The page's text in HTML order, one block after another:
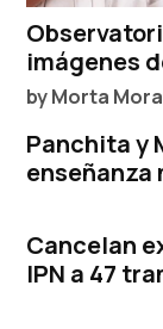
imágenes
byMorta Mora
Panchita y
enseñanza
Cancelan
IPN a 47